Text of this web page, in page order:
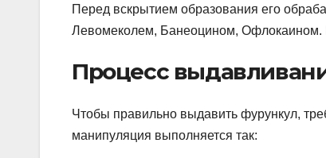
Перед вскрытием образования его
Левомеколем, Банеоцином, Офлокаином.
Процесс
Чтобы правильно выдавить фурункул,
манипуляция выполняется так: